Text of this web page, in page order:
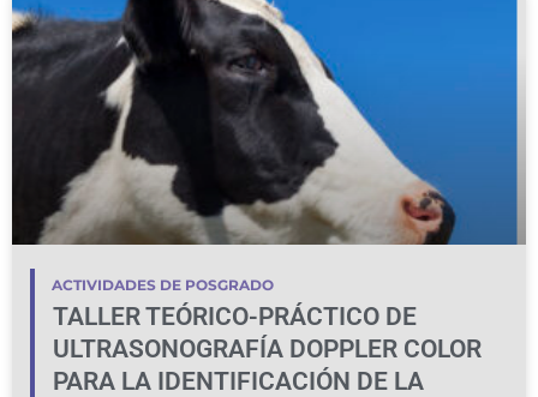
ACTIVIDADES DE POSGRADO
TALLER TEÓRICO-PRÁCTICO DE
ULTRASONOGRAFÍA DOPPLER COLOR
PARA LA IDENTIFICACIÓN DE LA